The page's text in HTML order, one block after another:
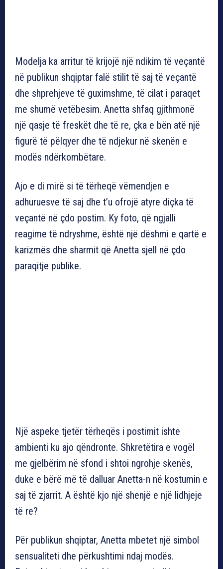
Modelja ka arritur të krijojë një ndikim të veçantë
në publikun shqiptar falë stilit të saj të veçantë
dhe shprehjeve të guximshme, të cilat i paraqet
me shumë vetëbesim. Anetta shfaq gjithmonë
një qasje të freskët dhe të re, çka e bën atë një
figurë të pëlqyer dhe të ndjekur në skenën e
modës ndërkombëtare.
Ajo e di mirë si të tërheqë vëmendjen e
adhuruesve të saj dhe t’u ofrojë atyre diçka të
veçantë në çdo postim. Ky foto, që ngjalli
reagime të ndryshme, është një dëshmi e qartë e
karizmës dhe sharmit që Anetta sjell në çdo
paraqitje publike.
Një aspeke tjetër tërheqës i postimit ishte
ambienti ku ajo qëndronte. Shkretëtira e vogël
me gjelbërim në sfond i shtoi ngrohje skenës,
duke e bërë më të dalluar Anetta-n në kostumin e
saj të zjarrit. A është kjo një shenjë e një lidhjeje
të re?
Për publikun shqiptar, Anetta mbetet një simbol
sensualiteti dhe përkushtimi ndaj modës.